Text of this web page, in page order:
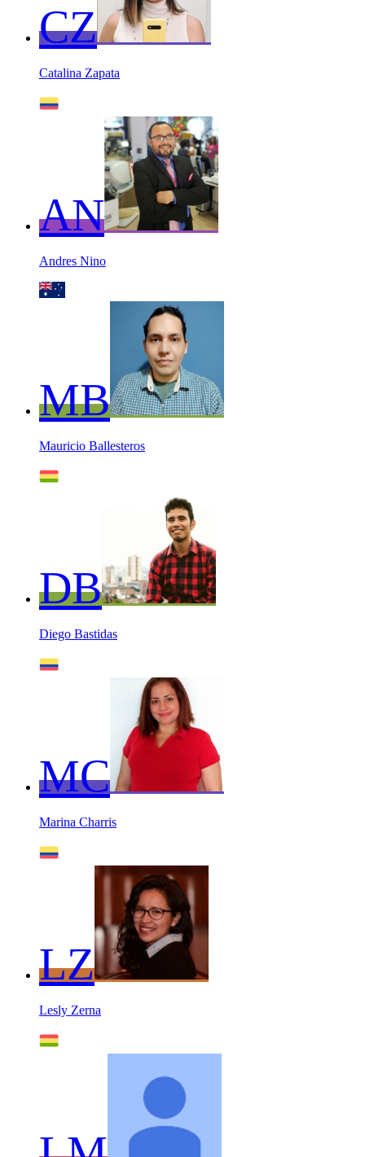
CZ
Catalina Zapata
AN
Andres Nino
MB
Mauricio Ballesteros
DB
Diego Bastidas
MC
Marina Charris
LZ
Lesly Zerna